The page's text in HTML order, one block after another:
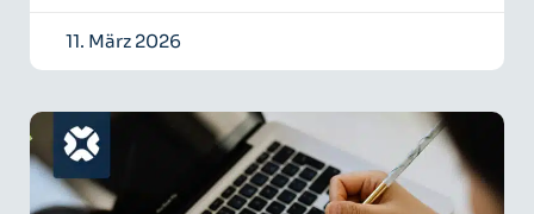
11. März 2026